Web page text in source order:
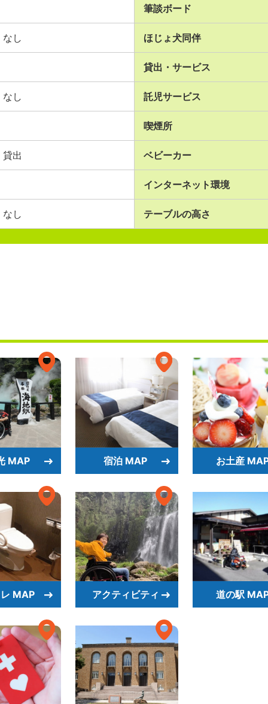
筆談ボード
なし ほじょ犬同伴
貸出・サービス
なし 託児サービス
喫煙所
貸出 ベビーカー
インターネット環境
なし テーブルの高さ
MAP 宿泊 MAP お土産
MAP アクティビティ 道の駅